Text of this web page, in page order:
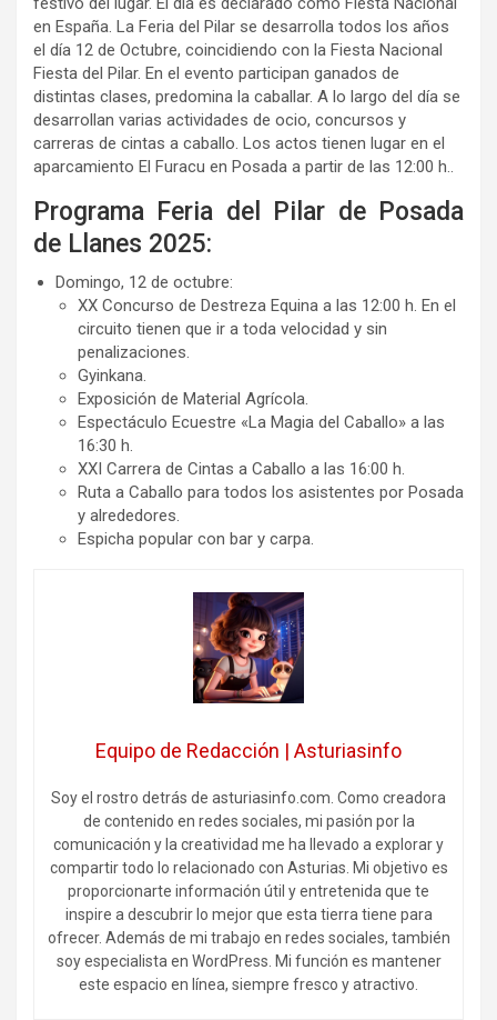
en España. La Feria del Pilar se desarrolla todos los años
el día 12 de Octubre, coincidiendo con la Fiesta Nacional
Fiesta del Pilar. En el evento participan ganados de
distintas clases, predomina la caballar. A lo largo del día se
desarrollan varias actividades de ocio, concursos y
carreras de cintas a caballo. Los actos tienen lugar en el
aparcamiento El Furacu en Posada a partir de las 12:00 h..
Programa Feria del Pilar de Posada
de Llanes 2025:
Domingo, 12 de octubre:
XX Concurso de Destreza Equina a las 12:00 h. En el
circuito tienen que ir a toda velocidad y sin
penalizaciones.
Gyinkana.
Exposición de Material Agrícola.
Espectáculo Ecuestre «La Magia del Caballo» a las
16:30 h.
XXI Carrera de Cintas a Caballo a las 16:00 h.
Ruta a Caballo para todos los asistentes por Posada
y alrededores.
Espicha popular con bar y carpa.
Equipo de Redacción | Asturiasinfo
Soy el rostro detrás de asturiasinfo.com. Como creadora
de contenido en redes sociales, mi pasión por la
comunicación y la creatividad me ha llevado a explorar y
compartir todo lo relacionado con Asturias. Mi objetivo es
proporcionarte información útil y entretenida que te
inspire a descubrir lo mejor que esta tierra tiene para
ofrecer. Además de mi trabajo en redes sociales, también
soy especialista en WordPress. Mi función es mantener
este espacio en línea, siempre fresco y atractivo.